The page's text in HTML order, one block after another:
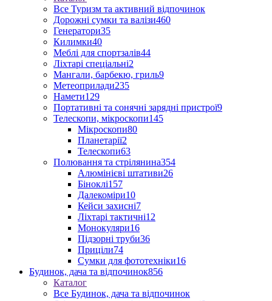
Все Туризм та активний відпочинок
Дорожні сумки та валізи460
Генератори35
Килимки40
Меблі для спортзалів44
Ліхтарі спеціальні2
Мангали, барбекю, гриль9
Метеоприлади235
Намети129
Портативні та сонячні зарядні пристрої9
Телескопи, мікроскопи145
Мікроскопи80
Планетарії2
Телескопи63
Полювання та стрілянина354
Алюмінієві штативи26
Біноклі157
Далекоміри10
Кейси захисні7
Ліхтарі тактичні12
Монокуляри16
Підзорні труби36
Приціли74
Сумки для фототехніки16
Будинок, дача та відпочинок856
Каталог
Все Будинок, дача та відпочинок